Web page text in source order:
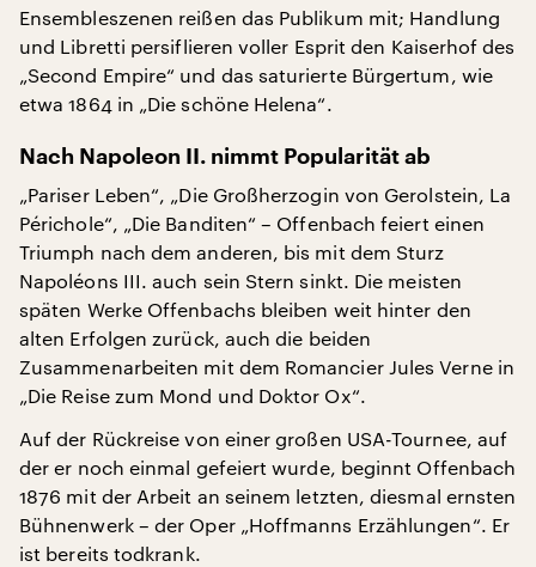
Ensembleszenen reißen das Publikum mit; Handlung
und Libretti persiflieren voller Esprit den Kaiserhof des
„Second Empire“ und das saturierte Bürgertum, wie
etwa 1864 in „Die schöne Helena“.
Nach Napoleon II. nimmt Popularität ab
„Pariser Leben“, „Die Großherzogin von Gerolstein, La
Périchole“, „Die Banditen“ – Offenbach feiert einen
Triumph nach dem anderen, bis mit dem Sturz
Napoléons III. auch sein Stern sinkt. Die meisten
späten Werke Offenbachs bleiben weit hinter den
alten Erfolgen zurück, auch die beiden
Zusammenarbeiten mit dem Romancier Jules Verne in
„Die Reise zum Mond und Doktor Ox“.
Auf der Rückreise von einer großen USA-Tournee, auf
der er noch einmal gefeiert wurde, beginnt Offenbach
1876 mit der Arbeit an seinem letzten, diesmal ernsten
Bühnenwerk – der Oper „Hoffmanns Erzählungen“. Er
ist bereits todkrank.